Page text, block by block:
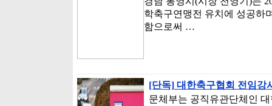
학축구연맹전 유치에 성공하
함으로써 …
[단독] 대한축구협회 전임강
문체부는 공직유관단체인